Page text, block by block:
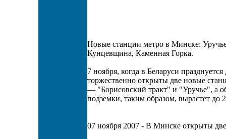
Новые станции метро в Минске:
Кунцевщина, Каменная Горка.
7 ноября, когда в Беларуси
торжественно открыты две новые
— "Борисовский тракт" и "Уручье", а
подземки, таким образом, вырастет до
07 ноября 2007 - В Минске открыты